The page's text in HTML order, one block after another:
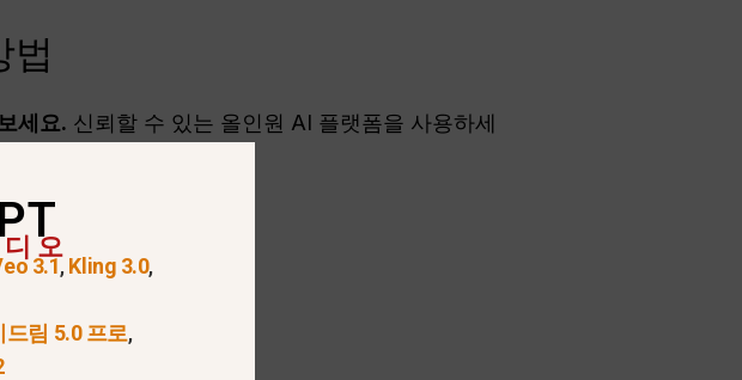
법
세요. 신뢰할 수 있는 올인원 AI 플랫폼을 사용하세
다.
를 입력합니다.
다.
오
3.1,Kling 3.0,
드림 5.0 프로,